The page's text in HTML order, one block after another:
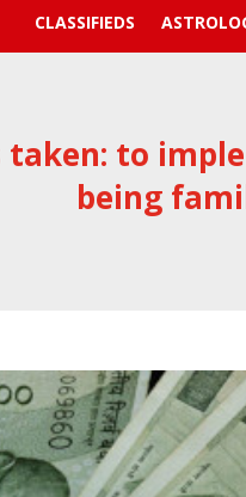
CLASSIFIEDS
taken: to
being